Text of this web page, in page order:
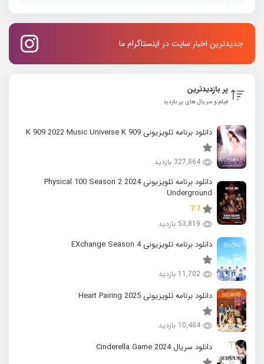
جدیدترین اخبار سایت در اینستاگرام ما
پر بازدیدترین
فیلم و سریال های پر بازدید
دانلود برنامه تلویزیونی K 909 2022 Music Universe K 909
327,864 بازدید
دانلود برنامه تلویزیونی 2024 Physical 100 Season 2
Underground
7.7
53,819 بازدید
دانلود برنامه تلویزیونی EXchange Season 4
11,702 بازدید
دانلود برنامه تلویزیونی 2025 Heart Pairing
10,484 بازدید
دانلود سریال 2024 Cinderella Game